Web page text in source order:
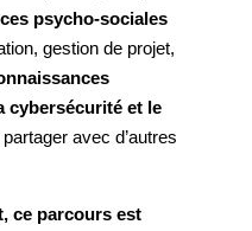
psycho-sociales
gestion de projet,
cybersécurité et le
avec d’autres
ce parcours est